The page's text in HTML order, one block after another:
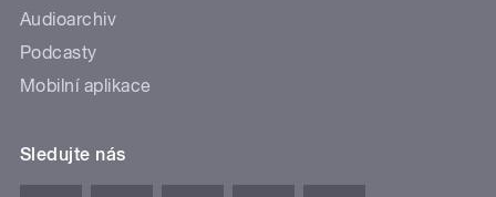
Audioarchiv
Podcasty
Mobilní aplikace
Sledujte nás